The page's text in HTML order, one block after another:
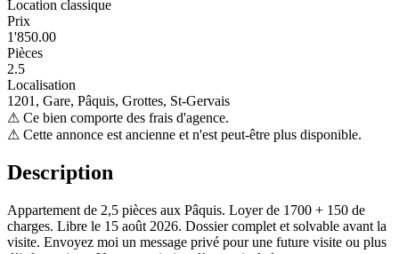
Location classique
Prix
1'850.00
Pièces
2.5
Localisation
1201, Gare, Pâquis, Grottes, St-Gervais
⚠ Ce bien comporte des frais d'agence.
⚠ Cette annonce est ancienne et n'est peut-être plus disponible.
Description
Appartement de 2,5 pièces aux Pâquis. Loyer de 1700 + 150 de
charges. Libre le 15 août 2026. Dossier complet et solvable avant la
visite. Envoyez moi un message privé pour une future visite ou plus